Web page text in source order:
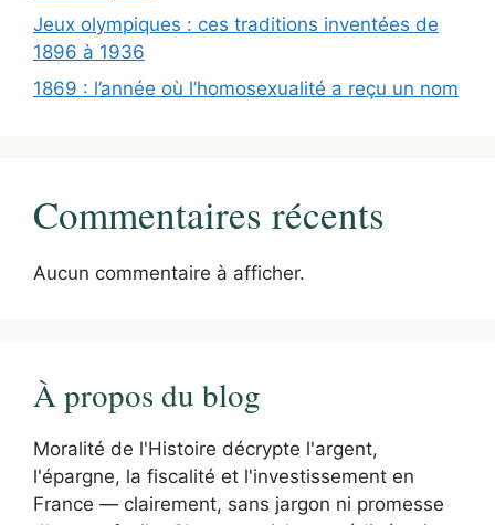
Jeux olympiques : ces traditions inventées de
1896 à 1936
1869 : l’année où l’homosexualité a reçu un nom
Commentaires récents
Aucun commentaire à afficher.
À propos du blog
Moralité de l'Histoire décrypte l'argent,
l'épargne, la fiscalité et l'investissement en
France — clairement, sans jargon ni promesse